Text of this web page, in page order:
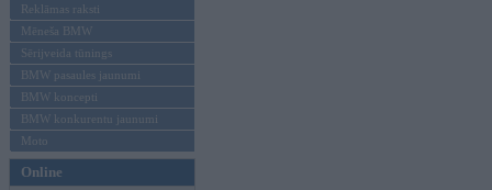
Reklāmas raksti
Mēneša BMW
Sērijveida tūnings
BMW pasaules jaunumi
BMW koncepti
BMW konkurentu jaunumi
Moto
Online